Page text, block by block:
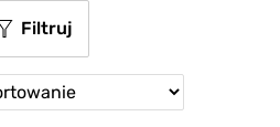
Filtruj